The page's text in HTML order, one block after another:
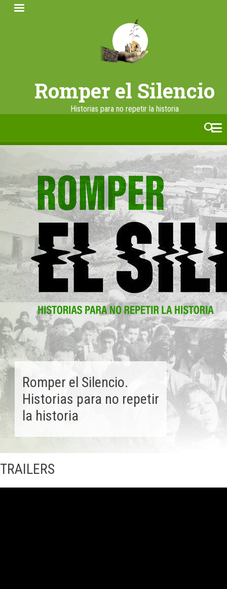
Pasar
Romper el Silencio
Historias para no repetir la historia
Romper el Silencio.
Historias para no repetir
la historia
TRAILERS